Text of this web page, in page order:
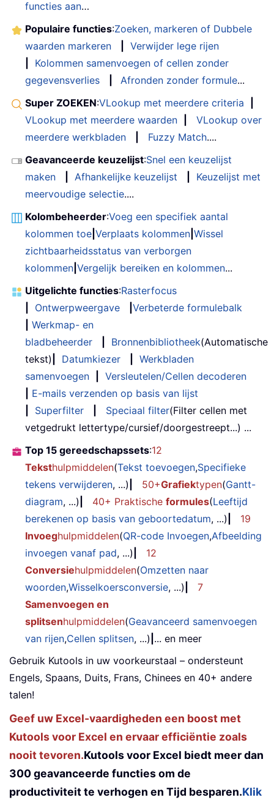
functies aan…
Populaire functies:Zoeken, markeren of Dubbele
waarden markeren
Verwijder lege rijen
Kolommen samenvoegen of cellen zonder
gegevensverlies
Afronden zonder formule...
Super ZOEKEN:VLookup met meerdere criteria
VLookup met meerdere waarden
VLookup over
meerdere werkbladen
Fuzzy Match....
Geavanceerde keuzelijst:Snel een keuzelijst
maken
Afhankelijke keuzelijst
Keuzelijst met
meervoudige selectie....
Kolombeheerder:Voeg een specifiek aantal
kolommen toe Verplaats kolommen Wissel
zichtbaarheidsstatus van verborgen
kolommen Vergelijk bereiken en kolommen...
Uitgelichte functies:Rasterfocus
Ontwerpweergave
Verbeterde formulebalk
Werkmap- en
bladbeheerder
Bronnenbibliotheek(Automatische
tekst)
Datumkiezer
Werkbladen
samenvoegen
Versleutelen/Cellen decoderen
E-mails verzenden op basis van lijst
Superfilter Speciaal filter(Filter cellen met
vetgedrukt lettertype/cursief/doorgestreept...) ...
Top 15 gereedschapssets:12
Teksthulpmiddelen(Tekst toevoegen,Specifieke
tekens verwijderen, ...) 50+Grafiektypen(Gantt-
diagram, ...) 40+ Praktische formules(Leeftijd
berekenen op basis van geboortedatum, ...)
19
Invoeghulpmiddelen(QR-code Invoegen,Afbeelding
invoegen vanaf pad, ...)
12
Conversiehulpmiddelen(Omzetten naar
woorden,Wisselkoersconversie, ...)
7
Samenvoegen en
splitsenhulpmiddelen(Geavanceerd samenvoegen
van rijen,Cellen splitsen, ...) ... en meer
Gebruik Kutools in uw voorkeurstaal – ondersteunt
Engels, Spaans, Duits, Frans, Chinees en 40+ andere
talen!
Geef uw Excel-vaardigheden een boost met
Kutools voor Excel en ervaar efficiëntie zoals
nooit tevoren.Kutools voor Excel biedt meer dan
300 geavanceerde functies om de
productiviteit te verhogen en Tijd besparen.Klik